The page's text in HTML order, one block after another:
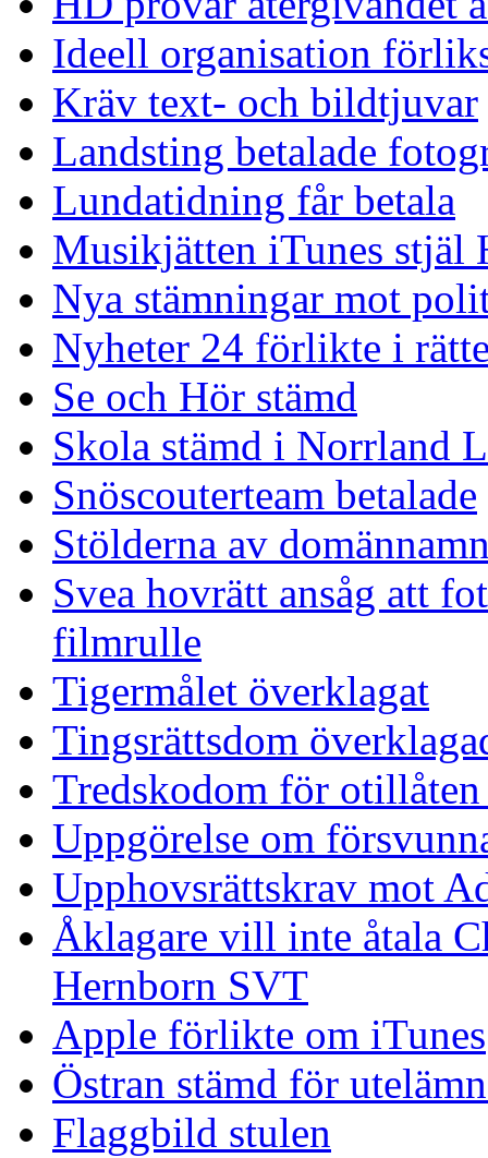
Ideell organisation
Kräv text- och bildtjuvar
Landsting betalade
Lundatidning får betala
Musikjätten iTunes stjäl
Nya stämningar mot
Nyheter 24 förlikte i
Se och Hör stämd
Skola stämd i Norrland
Snöscouterteam betalade
Stölderna av
Svea hovrätt ansåg att
filmrulle
Tigermålet överklagat
Tingsrättsdom
Tredskodom för
Uppgörelse om
Upphovsrättskrav mot
Åklagare vill inte åtala
Hernborn SVT
Apple förlikte om iTunes
Östran stämd för
Flaggbild stulen